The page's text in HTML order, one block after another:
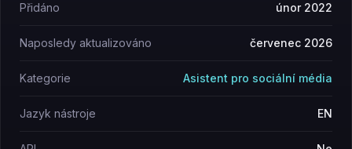
Přidáno únor 2022
Naposledy aktualizováno červenec 2026
Kategorie Asistent pro sociální média
Jazyk nástroje EN